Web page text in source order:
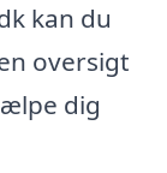
kan du
oversigt
dig